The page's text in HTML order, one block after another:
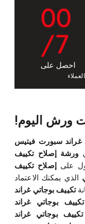
00
/7
احصل على
ورش اليوم!
غراند سبورت فيتيس
ورشة إصلاح تكييف
علىإصلاح تكييف
الذي يمكنك الاعتماد
تكييف بوجاتي غراند
بوجاتي غراند
بوجاتي غراند